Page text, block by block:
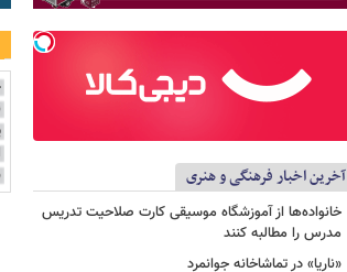
آخرین اخبار فرهنگی و هنری
خانواده‌ها از آموزشگاه موسیقی کارت صلاحیت تدریس
مدرس را مطالبه کنند
«ناریا» در تماشاخانه جوانمرد